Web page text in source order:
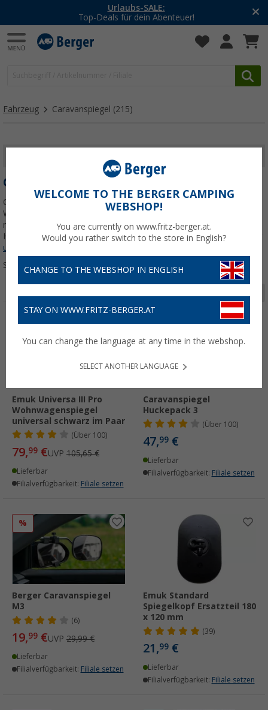
-20% auf Kleidung und Schuhe
Mit dem Aktionscode20SSV
Fahrzeug Caravanspiegel (215)
CARAVANSPIEGEL
Ob Urlaub oder Überführungsfahrt – mit den richtigen
Wohnwagenspiegeln siehst Du, was hinter Dir passiert. Schnell
montiert, stabil im Fahrtwind und passend für viele Fahrzeugtypen.
Hier findest Du fahrzeugspezifische und universelleJetzt mehr über
unsere Kategorie
Sortieren:
%
Emuk Universa III Pro
Wohnwagenspiegel
universal schwarz im Paar
(Über100)
79,99 €UVP 105,65 €
Lieferbar
Filialverfügbarkeit: Filiale setzen
Caravanspiegel
Huckepack 3
(Über100)
47,99 €
Lieferbar
Filialverfügbarkeit: Filiale setzen
%
Berger Caravanspiegel
M3
(6)
19,99 €UVP 29,99 €
Lieferbar
Filialverfügbarkeit: Filiale setzen
Emuk Standard
Spiegelkopf Ersatzteil 180
x 120 mm
(39)
21,99 €
Lieferbar
Filialverfügbarkeit: Filiale setzen
WELCOME TO THE BERGER CAMPING
WEBSHOP!
You are currently on www.fritz-berger.at.
Would you rather switch to the store in English?
CHANGE TO THE WEBSHOP IN ENGLISH
STAY ON WWW.FRITZ-BERGER.AT
You can change the language at any time in the webshop.
SELECT ANOTHER LANGUAGE